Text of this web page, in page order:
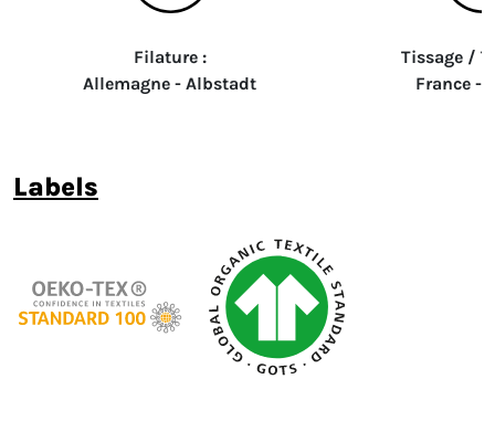
Filature :
Allemagne - Albstadt
Tissage /
France -
labels